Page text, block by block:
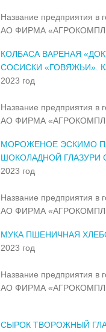
Название предприятия в
АО ФИРМА
КОЛБАСА ВАРЕНАЯ
СОСИСКИ «ГОВЯЖЬИ».
2023 год
Название предприятия в
АО ФИРМА
МОРОЖЕНОЕ ЭСКИМО
ШОКОЛАДНОЙ ГЛАЗУРИ
2023 год
Название предприятия в
АО ФИРМА
МУКА ПШЕНИЧНАЯ
2023 год
Название предприятия в
АО ФИРМА
СЫРОК ТВОРОЖНЫЙ